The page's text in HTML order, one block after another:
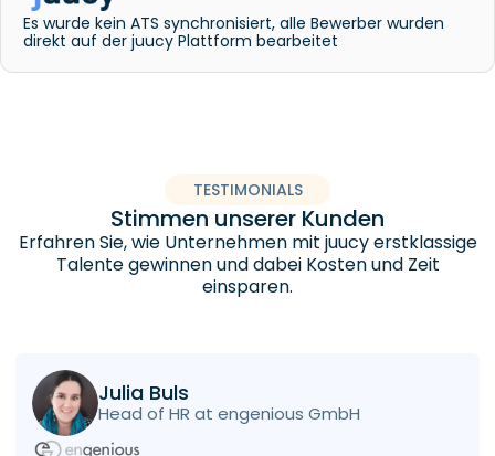
Es wurde kein ATS synchronisiert, alle Bewerber wurden
direkt auf der juucy Plattform bearbeitet
TESTIMONIALS
Stimmen unserer Kunden
Erfahren Sie, wie Unternehmen mit juucy erstklassige
Talente gewinnen und dabei Kosten und Zeit
einsparen.
Julia Buls
Head of HR at engenious GmbH